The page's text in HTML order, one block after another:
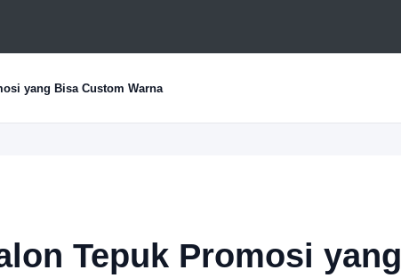
yang Bisa Custom Warna
Tepuk Promosi yang